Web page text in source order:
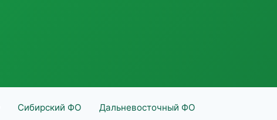
Сибирский ФО Дальневосточный ФО